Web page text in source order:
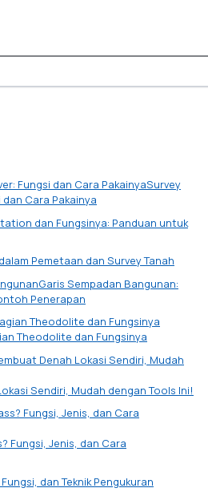
Survey
dan Cara Pakainya
dan Fungsinya: Panduan untuk
Pemetaan dan Survey Tanah
Garis Sempadan Bangunan:
Penerapan
Theodolite dan Fungsinya
Sendiri, Mudah dengan Tools Ini!
Fungsi, Jenis, dan Cara
dan Teknik Pengukuran